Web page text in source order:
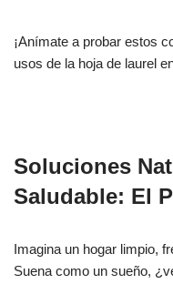
¡Anímate a probar estos
usos de la hoja de laurel
Soluciones
Saludable: El
Imagina un hogar limpio,
Suena como un sueño,